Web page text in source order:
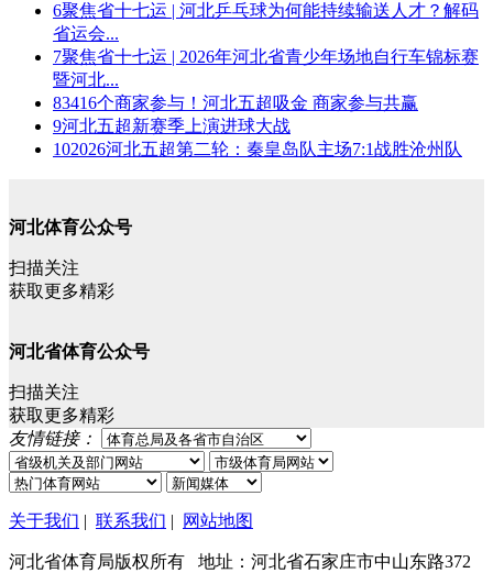
6聚焦省十七运 | 河北乒乓球为何能持续输送人才？解码
省运会...
7聚焦省十七运 | 2026年河北省青少年场地自行车锦标赛
暨河北...
83416个商家参与！河北五超吸金 商家参与共赢
9河北五超新赛季上演进球大战
102026河北五超第二轮：秦皇岛队主场7:1战胜沧州队
河北体育公众号
扫描关注
获取更多精彩
河北省体育公众号
扫描关注
获取更多精彩
友情链接：
关于我们 | 联系我们 | 网站地图
河北省体育局版权所有 地址：河北省石家庄市中山东路372